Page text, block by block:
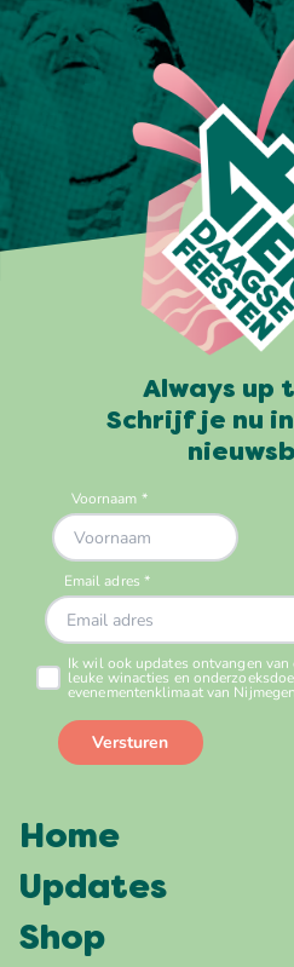
Always up
Schrijf je nu
Home
Updates
Shop